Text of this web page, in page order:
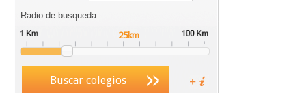
Radio de busqueda:
Buscar colegios